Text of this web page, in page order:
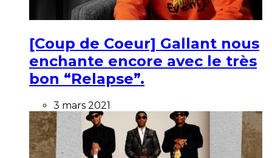
[Coup de Coeur] Gallant nous
enchante encore avec le très
bon “Relapse”.
3 mars 2021